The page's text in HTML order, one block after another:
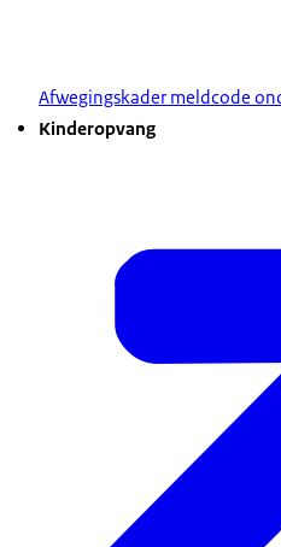
Afwegingskader meldcode
Kinderopvang